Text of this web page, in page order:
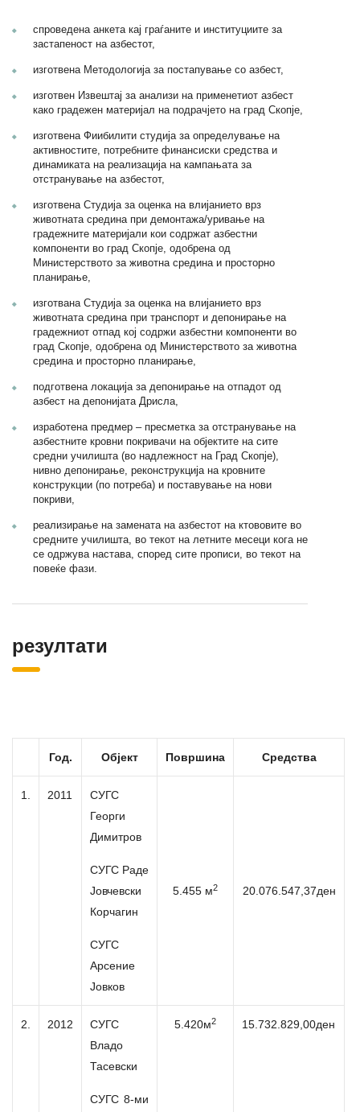
спроведена анкета кај граѓаните и институциите за
застапеност на азбестот,
изготвена Методологија за постапување со азбест,
изготвен Извештај за анализи на применетиот азбест
како градежен материјал на подрачјето на град Скопје,
изготвена Фиибилити студија за определување на
активностите, потребните финансиски средства и
динамиката на реализација на кампањата за
отстранување на азбестот,
изготвена Студија за оценка на влијанието врз
животната средина при демонтажа/уривање на
градежните материјали кои содржат азбестни
компоненти во град Скопје, одобрена од
Министерството за животна средина и просторно
планирање,
изготвана Студија за оценка на влијанието врз
животната средина при транспорт и депонирање на
градежниот отпад кој содржи азбестни компоненти во
град Скопје, одобрена од Министерството за животна
средина и просторно планирање,
подготвена локација за депонирање на отпадот од
азбест на депонијата Дрисла,
изработена предмер – пресметка за отстранување на
азбестните кровни покривачи на објектите на сите
средни училишта (во надлежност на Град Скопје),
нивно депонирање, реконструкција на кровните
конструкции (по потреба) и поставување на нови
покриви,
реализирање на замената на азбестот на ктововите во
средните училишта, во текот на летните месеци кога не
се одржува настава, според сите прописи, во текот на
повеќе фази.
резултати
Год. Објект Површина Средства
1. 2011
СУГС
Георги
Димитров
СУГС Раде
Јовчевски
Корчагин
СУГС
Арсение
Јовков
5.455 м2 20.076.547,37ден
2. 2012
СУГС
Владо
Тасевски
СУГС 8-ми
5.420м2 15.732.829,00ден